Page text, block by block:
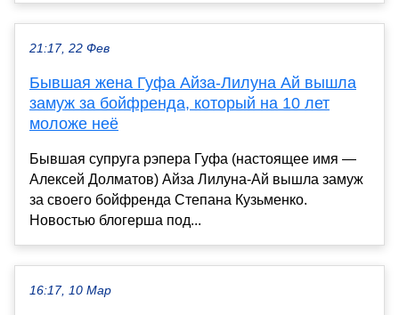
21:17, 22 Фев
Бывшая жена Гуфа Айза-Лилуна Ай вышла
замуж за бойфренда, который на 10 лет
моложе неё
Бывшая супруга рэпера Гуфа (настоящее имя —
Алексей Долматов) Айза Лилуна-Ай вышла замуж
за своего бойфренда Степана Кузьменко.
Новостью блогерша под...
16:17, 10 Мар